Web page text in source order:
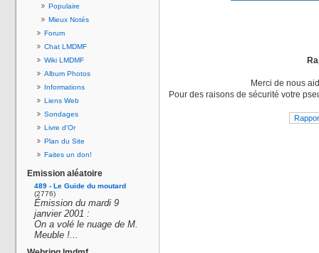
Populaire
Mieux Notés
Forum
Chat LMDMF
Wiki LMDMF
Album Photos
Informations
Liens Web
Sondages
Livre d'Or
Plan du Site
Faites un don!
Emission aléatoire
489 - Le Guide du moutard
(2776)
Émission du mardi 9
janvier 2001 :
On a volé le nuage de M.
Meuble !...
Merci de nous
Pour des raisons de sécurité votre